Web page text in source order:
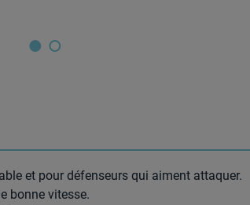
et pour défenseurs qui aiment attaquer.
bonne vitesse.